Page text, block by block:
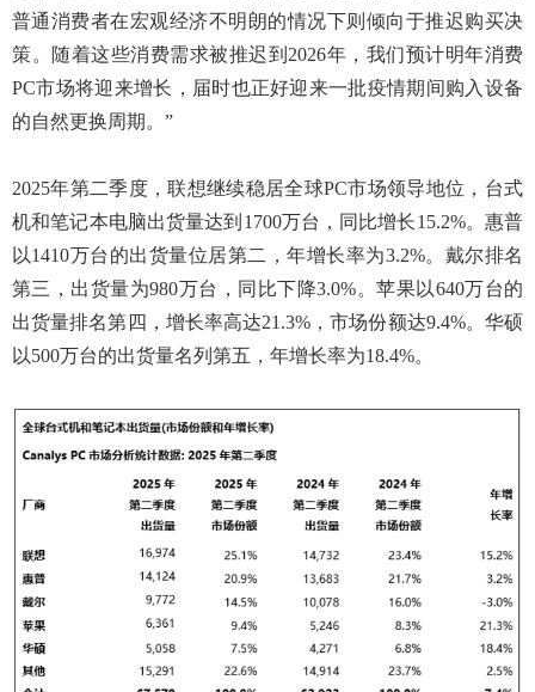
普通消费者在宏观经济不明朗的情况下则倾向于推迟购买决
策。随着这些消费需求被推迟到2026年，我们预计明年消费
PC市场将迎来增长，届时也正好迎来一批疫情期间购入设备
的自然更换周期。”
2025年第二季度，联想继续稳居全球PC市场领导地位，台式
机和笔记本电脑出货量达到1700万台，同比增长15.2%。惠普
以1410万台的出货量位居第二，年增长率为3.2%。戴尔排名
第三，出货量为980万台，同比下降3.0%。苹果以640万台的
出货量排名第四，增长率高达21.3%，市场份额达9.4%。华硕
以500万台的出货量名列第五，年增长率为18.4%。